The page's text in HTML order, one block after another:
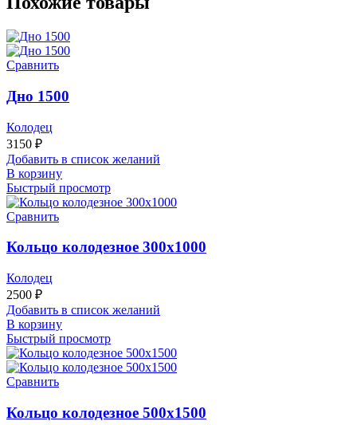
Сравнить
Дно 1500
Колодец
3150 ₽
Добавить в список желаний
В корзину
Быстрый просмотр
Сравнить
Кольцо колодезное 300х1000
Колодец
2500 ₽
Добавить в список желаний
В корзину
Быстрый просмотр
Сравнить
Кольцо колодезное 500х1500